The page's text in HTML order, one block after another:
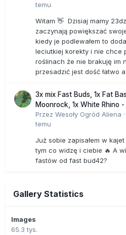
temu
Witam 👋 Dzisiaj mamy
zaczynają powiększać
kiedy je podlewałem to
leciutkiej korekty i nie chce
roślinach że nie brakuję im
przesadzić jest dość łatwo
3x mix Fast Buds, 1x Fat
Moonrock, 1x White Rhino
Przez Wesoły Ogród Aliena ·
temu
Już sobie zapisałem w
tym co widzę i ciebie 🔥 A
fastów od fast bud42?
Gallery Statistics
Images
65.3 tys.